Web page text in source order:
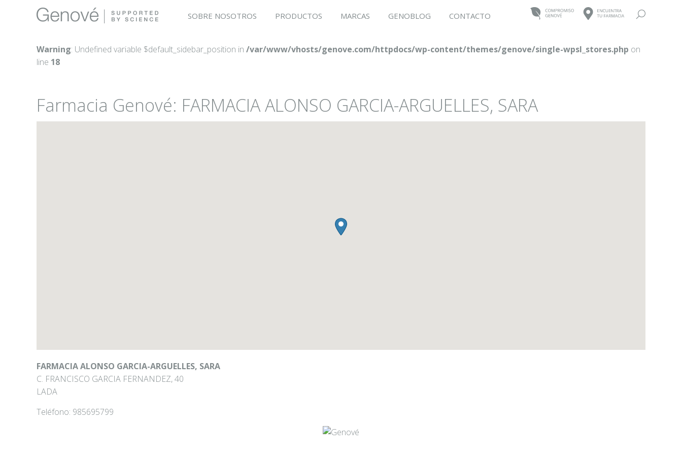
SOBRE NOSOTROS PRODUCTOS MARCAS GENOBLOG CONTACTO Buscar:
Warning: Undefined variable $default_sidebar_position in /var/www/vhosts/genove.com/httpdocs/wp-content/themes/genove/single-wpsl_stores.php on
line 18
Farmacia Genové: FARMACIA ALONSO GARCIA-ARGUELLES, SARA
FARMACIA ALONSO GARCIA-ARGUELLES, SARA
C. FRANCISCO GARCIA FERNANDEZ, 40
LADA
Teléfono: 985695799